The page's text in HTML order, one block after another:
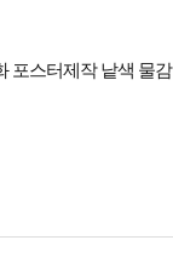
포스터제작 낱색 물감